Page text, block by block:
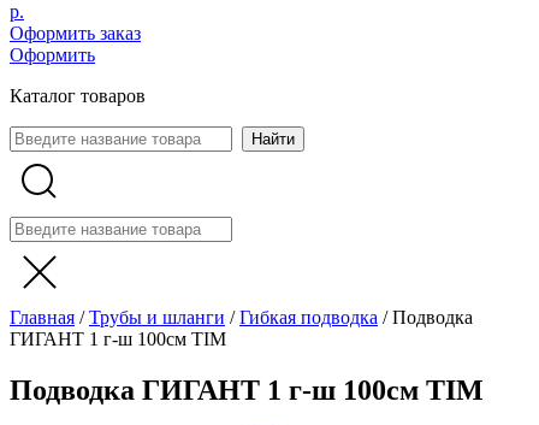
р.
Оформить заказ
Оформить
Каталог товаров
Главная /Трубы и шланги /Гибкая подводка /Подводка
ГИГАНТ 1 г-ш 100см TIM
Подводка ГИГАНТ 1 г-ш 100см TIM